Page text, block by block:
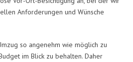
Anforderungen und Wünsche
so angenehm wie möglich zu
im Blick zu behalten. Daher